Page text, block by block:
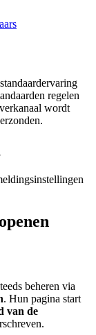
regelen
wordt
beheren via
. Hun pagina start
van de